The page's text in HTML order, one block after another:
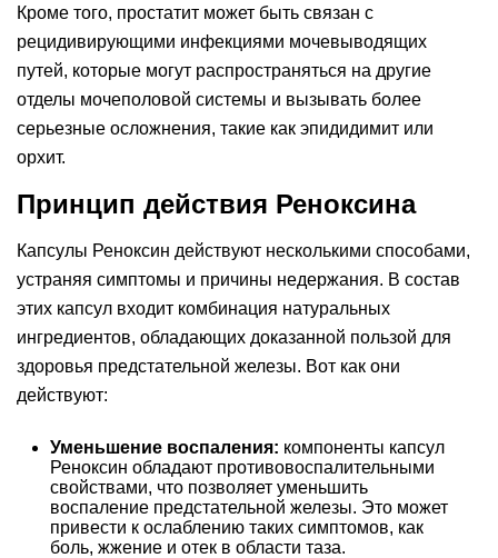
Кроме того, простатит может быть связан с
рецидивирующими инфекциями мочевыводящих
путей, которые могут распространяться на другие
отделы мочеполовой системы и вызывать более
серьезные осложнения, такие как эпидидимит или
орхит.
Принцип действия Реноксина
Капсулы Реноксин действуют несколькими способами,
устраняя симптомы и причины недержания. В состав
этих капсул входит комбинация натуральных
ингредиентов, обладающих доказанной пользой для
здоровья предстательной железы. Вот как они
действуют:
Уменьшение воспаления: компоненты капсул
Реноксин обладают противовоспалительными
свойствами, что позволяет уменьшить
воспаление предстательной железы. Это может
привести к ослаблению таких симптомов, как
боль, жжение и отек в области таза.